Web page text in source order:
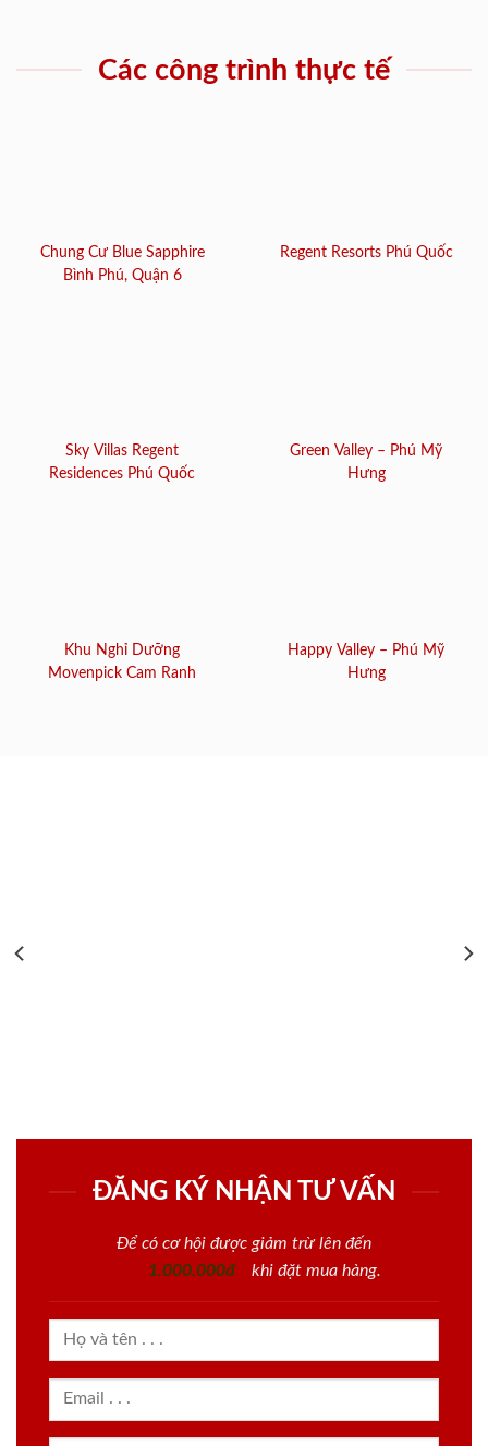
Các công trình thực tế
Chung Cư Blue Sapphire
Bình Phú, Quận 6
Regent Resorts Phú Quốc
Sky Villas Regent
Residences Phú Quốc
Green Valley – Phú Mỹ
Hưng
Khu Nghỉ Dưỡng
Movenpick Cam Ranh
Happy Valley – Phú Mỹ
Hưng
ĐĂNG KÝ NHẬN TƯ VẤN
Để có cơ hội được giảm trừ lên đến
1.000.000đ
khi đặt mua hàng.